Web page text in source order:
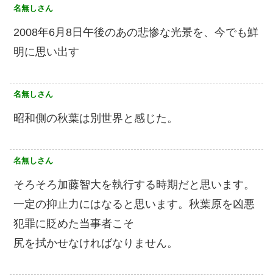
名無しさん
2008年6月8日午後のあの悲惨な光景を、今でも鮮
明に思い出す
名無しさん
昭和側の秋葉は別世界と感じた。
名無しさん
そろそろ加藤智大を執行する時期だと思います。
一定の抑止力にはなると思います。秋葉原を凶悪
犯罪に貶めた当事者こそ
尻を拭かせなければなりません。